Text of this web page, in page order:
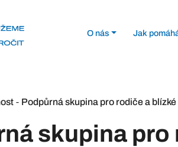
O nás Jak
- Podpůrná skupina pro rodiče a blízké
skupina